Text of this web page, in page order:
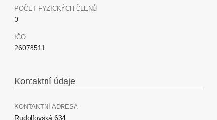
POČET FYZICKÝCH ČLENŮ
0
IČO
26078511
Kontaktní údaje
KONTAKTNÍ ADRESA
Rudolfovská 634